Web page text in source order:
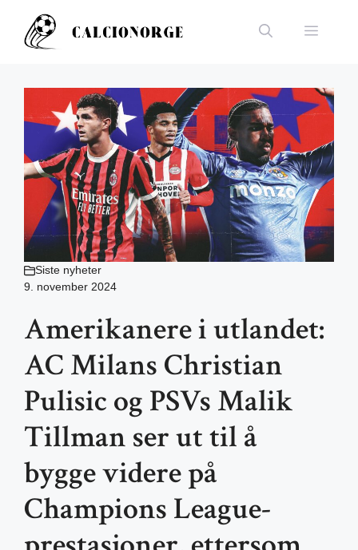
innhold
Meny
Siste nyheter
9. november 2024
Amerikanere i utlandet:
AC Milans Christian
Pulisic og PSVs Malik
Tillman ser ut til å
bygge videre på
Champions League-